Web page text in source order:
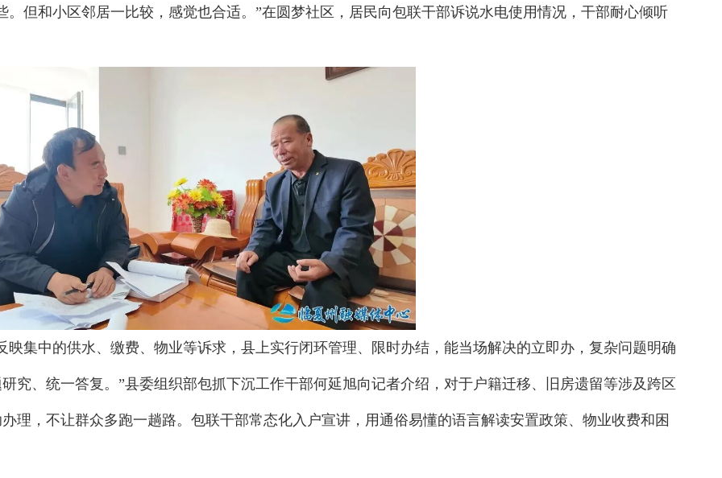
。但和小区邻居一比较，感觉也合适。”在圆梦社区，居民向包联干部诉说水电使用情况，干部耐心倾听
映集中的供水、缴费、物业等诉求，县上实行闭环管理、限时办结，能当场解决的立即办，复杂问题明确
究、统一答复。”县委组织部包抓下沉工作干部何延旭向记者介绍，对于户籍迁移、旧房遗留等涉及跨区
理，不让群众多跑一趟路。包联干部常态化入户宣讲，用通俗易懂的语言解读安置政策、物业收费和困